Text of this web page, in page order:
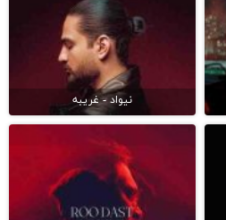
نیواد - غریبه